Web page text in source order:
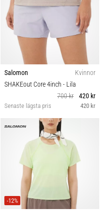
Salomon
Kvinnor
SHAKEout Core 4inch - Lila
700 kr
420 kr
Senaste lägsta pris 420 kr
-12%